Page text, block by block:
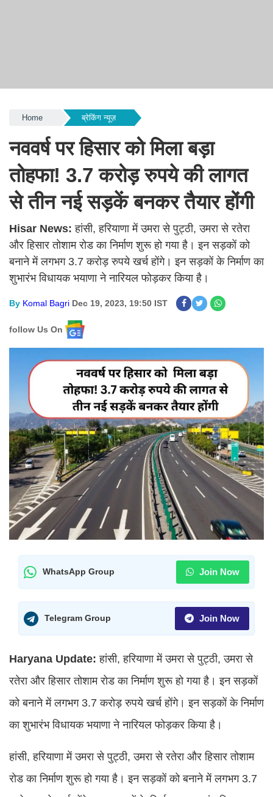
Home ब्रेकिंग न्यूज़
नववर्ष पर हिसार को मिला बड़ा
तोहफा! 3.7 करोड़ रुपये की लागत
से तीन नई सड़कें बनकर तैयार होंगी
Hisar News:हांसी, हरियाणा में उमरा से पुट्ठी, उमरा से रतेरा
और हिसार तोशाम रोड का निर्माण शुरू हो गया है। इन सड़कों को
बनाने में लगभग 3.7 करोड़ रुपये खर्च होंगे। इन सड़कों के निर्माण का
शुभारंभ विधायक भयाणा ने नारियल फोड़कर किया है।
By Komal Bagri Dec 19, 2023, 19:50 IST
follow Us On
WhatsApp Group Join Now
Telegram Group Join Now
Haryana Update:हांसी, हरियाणा में उमरा से पुट्ठी, उमरा से
रतेरा और हिसार तोशाम रोड का निर्माण शुरू हो गया है। इन सड़कों
को बनाने में लगभग 3.7 करोड़ रुपये खर्च होंगे। इन सड़कों के निर्माण
का शुभारंभ विधायक भयाणा ने नारियल फोड़कर किया है।
हांसी, हरियाणा में उमरा से पुट्ठी, उमरा से रतेरा और हिसार तोशाम
रोड का निर्माण शुरू हो गया है। इन सड़कों को बनाने में लगभग 3.7